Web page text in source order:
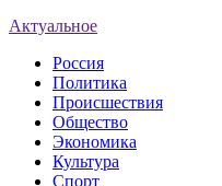
Актуальное
Россия
Политика
Происшествия
Общество
Экономика
Культура
Спорт